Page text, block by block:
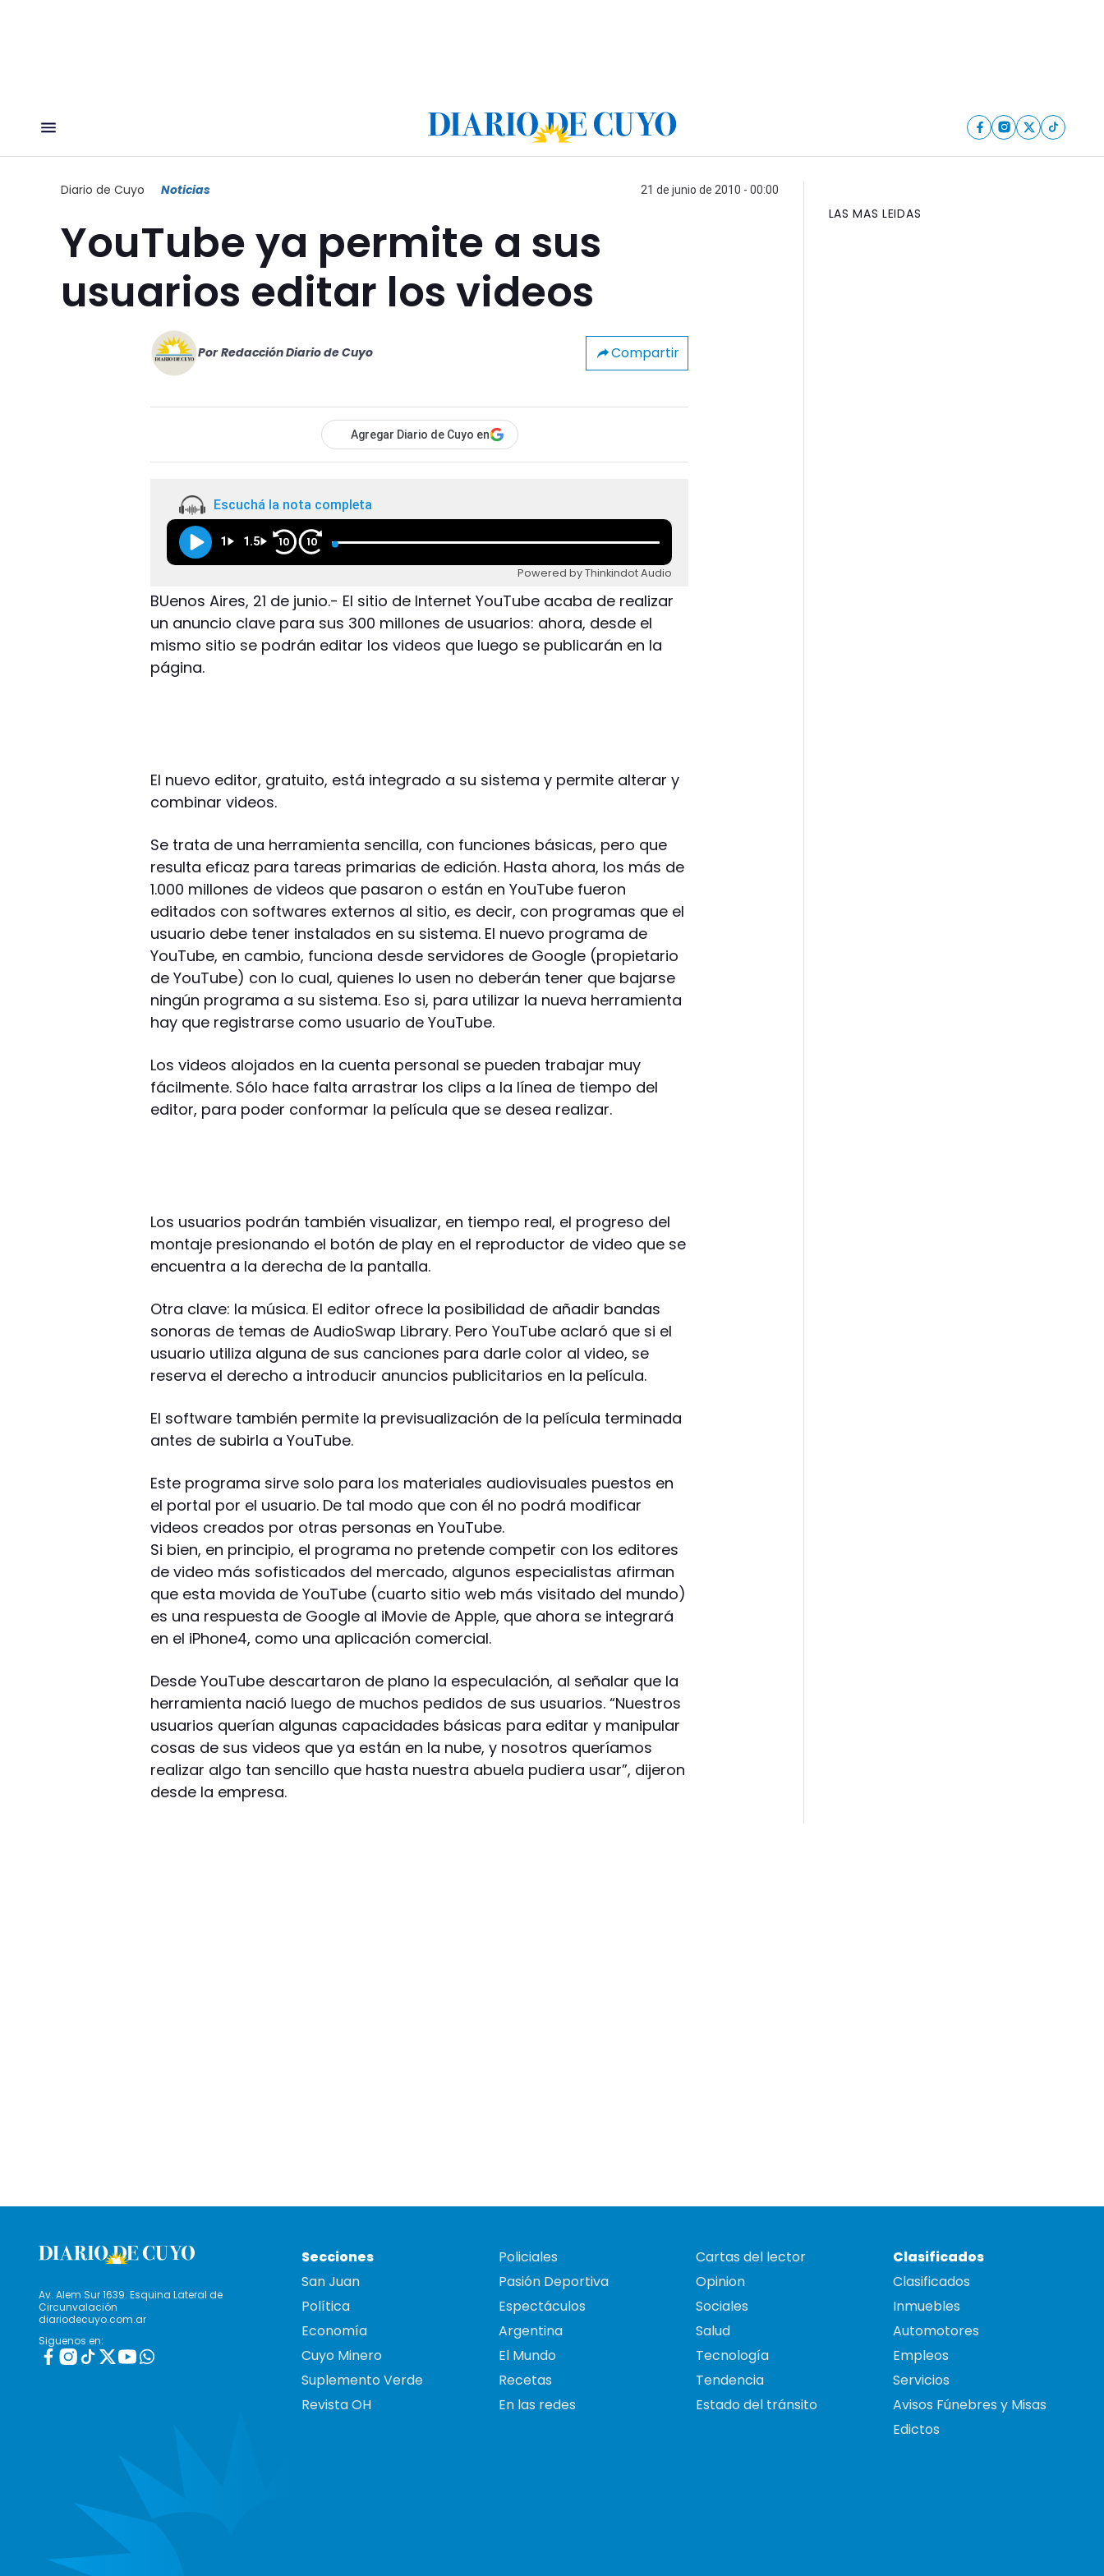
Diario de Cuyo Noticias 21 de junio de 2010 - 00:00
YouTube ya permite a sus
usuarios editar los videos
Por Redacción Diario de Cuyo Compartir
Agregar Diario de Cuyo en
Escuchá la nota completa
1 1.5 10 10
Powered by Thinkindot Audio
BUenos Aires, 21 de junio.- El sitio de Internet YouTube acaba de realizar
un anuncio clave para sus 300 millones de usuarios: ahora, desde el
mismo sitio se podrán editar los videos que luego se publicarán en la
página.
El nuevo editor, gratuito, está integrado a su sistema y permite alterar y
combinar videos.
Se trata de una herramienta sencilla, con funciones básicas, pero que
resulta eficaz para tareas primarias de edición. Hasta ahora, los más de
1.000 millones de videos que pasaron o están en YouTube fueron
editados con softwares externos al sitio, es decir, con programas que el
usuario debe tener instalados en su sistema. El nuevo programa de
YouTube, en cambio, funciona desde servidores de Google (propietario
de YouTube) con lo cual, quienes lo usen no deberán tener que bajarse
ningún programa a su sistema. Eso si, para utilizar la nueva herramienta
hay que registrarse como usuario de YouTube.
Los videos alojados en la cuenta personal se pueden trabajar muy
fácilmente. Sólo hace falta arrastrar los clips a la línea de tiempo del
editor, para poder conformar la película que se desea realizar.
Los usuarios podrán también visualizar, en tiempo real, el progreso del
montaje presionando el botón de play en el reproductor de video que se
encuentra a la derecha de la pantalla.
Otra clave: la música. El editor ofrece la posibilidad de añadir bandas
sonoras de temas de AudioSwap Library. Pero YouTube aclaró que si el
usuario utiliza alguna de sus canciones para darle color al video, se
reserva el derecho a introducir anuncios publicitarios en la película.
El software también permite la previsualización de la película terminada
antes de subirla a YouTube.
Este programa sirve solo para los materiales audiovisuales puestos en
el portal por el usuario. De tal modo que con él no podrá modificar
videos creados por otras personas en YouTube.
Si bien, en principio, el programa no pretende competir con los editores
de video más sofisticados del mercado, algunos especialistas afirman
que esta movida de YouTube (cuarto sitio web más visitado del mundo)
es una respuesta de Google al iMovie de Apple, que ahora se integrará
en el iPhone4, como una aplicación comercial.
Desde YouTube descartaron de plano la especulación, al señalar que la
herramienta nació luego de muchos pedidos de sus usuarios. “Nuestros
usuarios querían algunas capacidades básicas para editar y manipular
cosas de sus videos que ya están en la nube, y nosotros queríamos
realizar algo tan sencillo que hasta nuestra abuela pudiera usar”, dijeron
desde la empresa.
LAS MAS LEIDAS
Av. Alem Sur 1639. Esquina Lateral de
Circunvalación
diariodecuyo.com.ar
Siguenos en:
Secciones
San Juan
Política
Economía
Cuyo Minero
Suplemento Verde
Revista OH
Policiales
Pasión Deportiva
Espectáculos
Argentina
El Mundo
Recetas
En las redes
Cartas del lector
Opinion
Sociales
Salud
Tecnología
Tendencia
Estado del tránsito
Clasificados
Clasificados
Inmuebles
Automotores
Empleos
Servicios
Avisos Fúnebres y Misas
Edictos